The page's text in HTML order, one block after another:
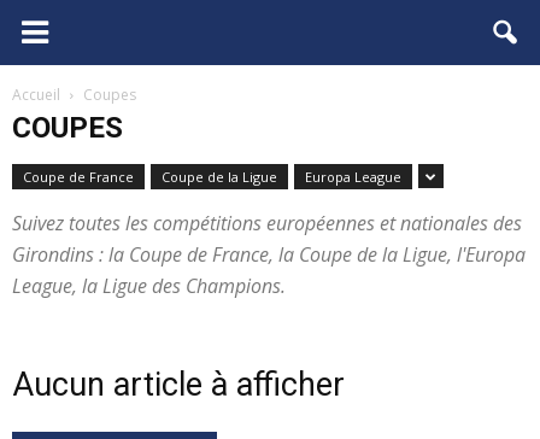
FCGB.net
Accueil Coupes
COUPES
Coupe de France Coupe de la Ligue Europa League
Suivez toutes les compétitions européennes et nationales des
Girondins : la Coupe de France, la Coupe de la Ligue, l'Europa
League, la Ligue des Champions.
Aucun article à afficher